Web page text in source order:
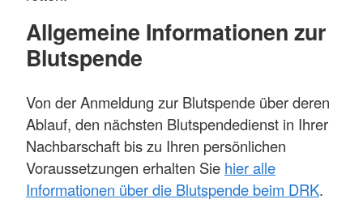
Allgemeine Informationen zur
Blutspende
Von der Anmeldung zur Blutspende über deren
Ablauf, den nächsten Blutspendedienst in Ihrer
Nachbarschaft bis zu Ihren persönlichen
Voraussetzungen erhalten Sie hier alle
Informationen über die Blutspende beim DRK.